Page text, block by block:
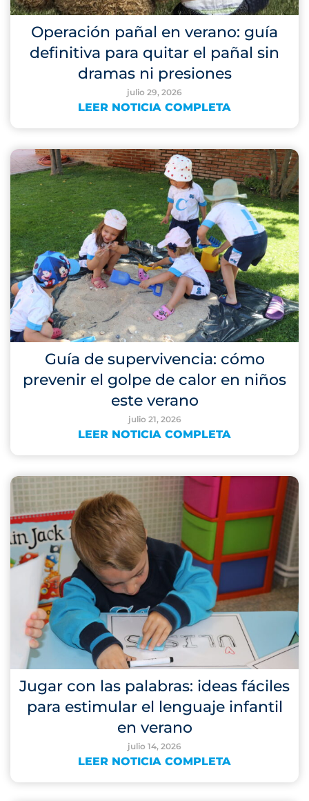
Operación pañal en verano: guía
definitiva para quitar el pañal sin
dramas ni presiones
julio 29, 2026
LEER NOTICIA COMPLETA
Guía de supervivencia: cómo
prevenir el golpe de calor en niños
este verano
julio 21, 2026
LEER NOTICIA COMPLETA
Jugar con las palabras: ideas fáciles
para estimular el lenguaje infantil
en verano
julio 14, 2026
LEER NOTICIA COMPLETA